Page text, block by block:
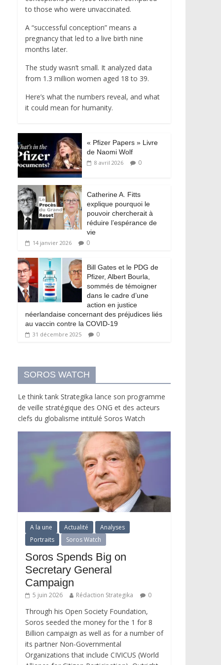
to those who were unvaccinated.
A “successful conception” means a
pregnancy that led to a live birth nine
months later.
The study wasn’t small. It analyzed data
from 1.3 million women aged 18 to 39.
Here’s what the numbers reveal, and what
it could mean for humanity.
« Pfizer Papers » Livre
de Naomi Wolf
8 avril 2026 0
Catherine A. Fitts
explique pourquoi le
pouvoir chercherait à
réduire l’espérance de
vie
14 janvier 2026 0
Bill Gates et le PDG de
Pfizer, Albert Bourla,
sommés de témoigner
dans le cadre d’une
action en justice
néerlandaise concernant des préjudices liés
au vaccin contre la COVID-19
31 décembre 2025 0
SOROS WATCH
Le think tank Strategika lance son programme
de veille stratégique des ONG et des acteurs
clefs du globalisme intitulé Soros Watch
A la une Actualité
Analyses
Portraits
Soros Watch
Soros Spends Big on
Secretary General
Campaign
5 juin 2026 Rédaction Strategika 0
Through his Open Society Foundation,
Soros seeded the money for the 1 for 8
Billion campaign as well as for a number of
its partner Non-Governmental
Organizations that include CIVICUS (World